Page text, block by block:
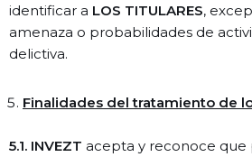
identificar a LOS TITULARES,
amenaza o probabilidades de
delictiva.
Finalidades del tratamiento de
5.1. INVEZT acepta y reconoce que